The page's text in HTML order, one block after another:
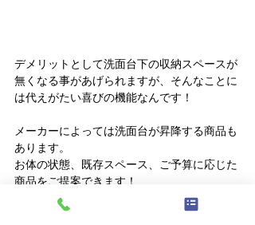
デメリットとして洗面台下の収納スペースが
無くなる事があげられますが、そんなことに
は代えがたい喜びの機能なんです！
メーカーによっては洗面台が昇降する商品も
あります。
お体の状態、既存スペース、ご予算に応じた
商品をご提案できます！
ライハートでは専門スタッフ（福祉住環境コ